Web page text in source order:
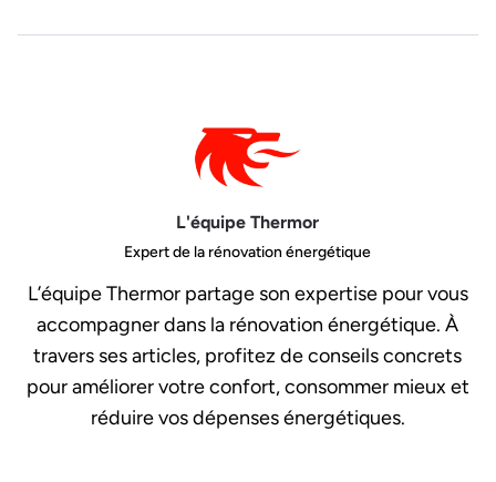
L'équipe Thermor
Expert de la rénovation énergétique
L’équipe Thermor partage son expertise pour vous
accompagner dans la rénovation énergétique. À
travers ses articles, profitez de conseils concrets
pour améliorer votre confort, consommer mieux et
réduire vos dépenses énergétiques.